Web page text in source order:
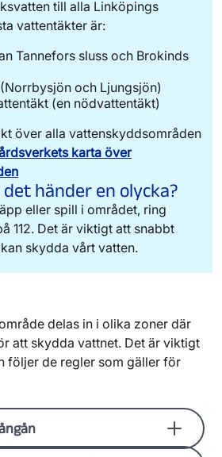
till alla Linköpings
vattentäkter är:
Tannefors sluss och Brokinds
och Ljungsjön)
(en nödvattentäkt)
över alla vattenskyddsområden
karta över
händer en olycka?
eller spill i området, ring
112. Det är viktigt att snabbt
skydda vårt vatten.
delas in i olika zoner där
att skydda vattnet. Det är viktigt
följer de regler som gäller för